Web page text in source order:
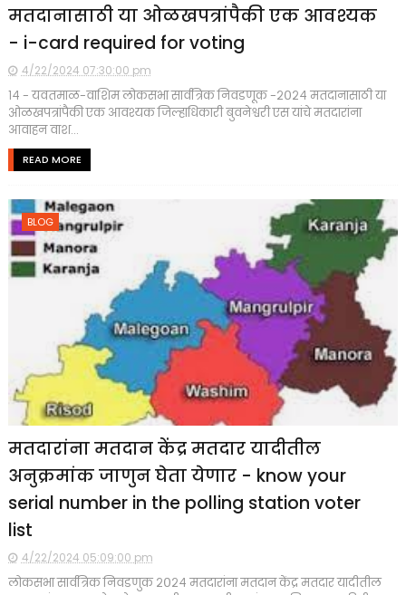
मतदानासाठी या ओळखपत्रांपैकी एक आवश्यक
- i-card required for voting
4/22/2024 07:30:00 pm
१४ - यवतमाळ-वाशिम लोकसभा सार्वत्रिक निवडणूक -२०२४ मतदानासाठी या
ओळखपत्रांपैकी एक आवश्यक जिल्हाधिकारी बुवनेश्वरी एस यांचे मतदारांना
आवाहन वाश...
READ MORE
BLOG
मतदारांना मतदान केंद्र मतदार यादीतील
अनुक्रमांक जाणुन घेता येणार - know your
serial number in the polling station voter
list
4/22/2024 05:09:00 pm
लोकसभा सार्वत्रिक निवडणुक २०२४ मतदारांना मतदान केंद्र मतदार यादीतील